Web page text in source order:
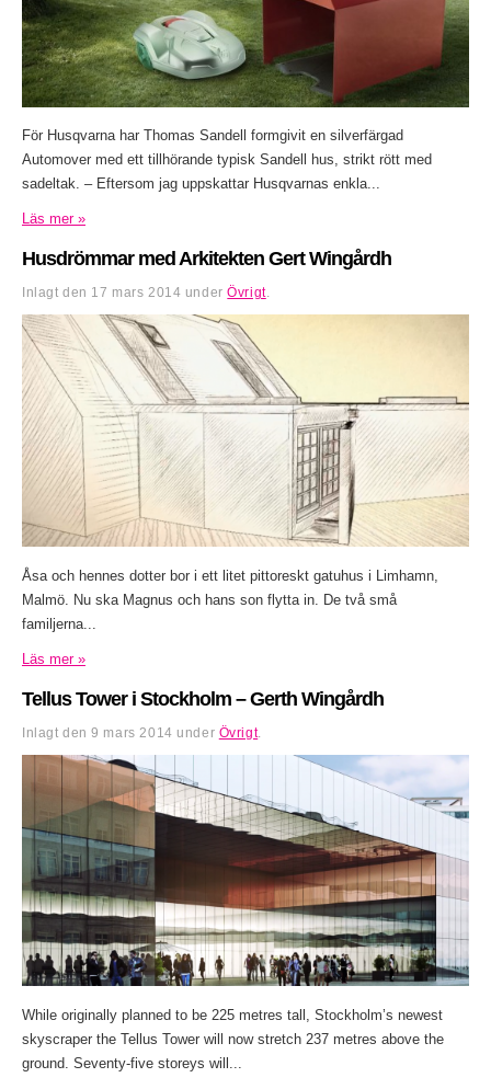
För Husqvarna har Thomas Sandell formgivit en silverfärgad
Automover med ett tillhörande typisk Sandell hus, strikt rött med
sadeltak. – Eftersom jag uppskattar Husqvarnas enkla...
Läs mer »
Husdrömmar med Arkitekten Gert Wingårdh
Inlagt den 17 mars 2014 underÖvrigt.
Åsa och hennes dotter bor i ett litet pittoreskt gatuhus i Limhamn,
Malmö. Nu ska Magnus och hans son flytta in. De två små
familjerna...
Läs mer »
Tellus Tower i Stockholm – Gerth Wingårdh
Inlagt den9 mars 2014 under Övrigt.
While originally planned to be 225 metres tall, Stockholm’s newest
skyscraper the Tellus Tower will now stretch 237 metres above the
ground. Seventy-five storeys will...